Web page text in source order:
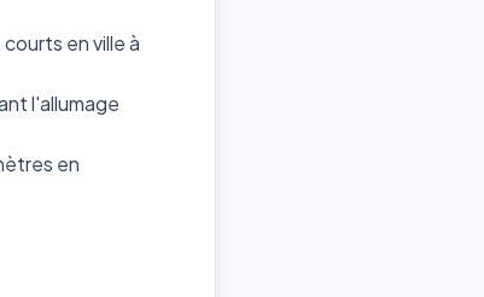
en ville à
l'allumage
en